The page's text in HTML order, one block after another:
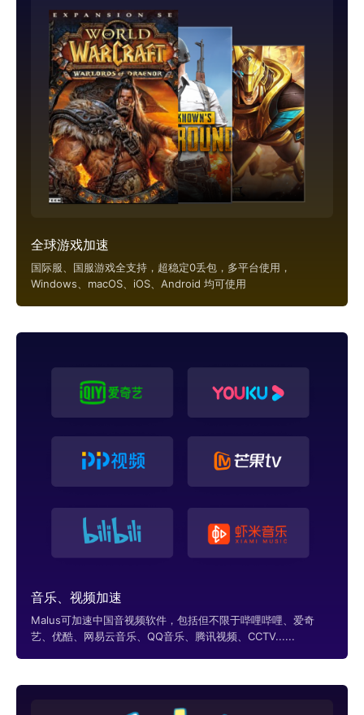
全球游戏加速
国际服、国服游戏全支持，超稳定0丢包，多平台使用，
Windows、macOS、iOS、Android 均可使用
音乐、视频加速
Malus可加速中国音视频软件，包括但不限于哔哩哔哩、爱奇
艺、优酷、网易云音乐、QQ音乐、腾讯视频、CCTV......